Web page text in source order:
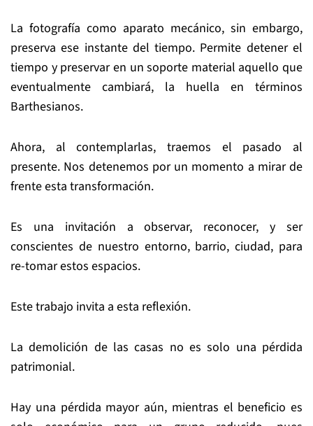
La fotografía como aparato mecánico, sin embargo,
preserva ese instante del tiempo. Permite detener el
tiempo y preservar en un soporte material aquello que
eventualmente cambiará, la huella en términos
Barthesianos.
Ahora, al contemplarlas, traemos el pasado al
presente. Nos detenemos por un momento a mirar de
frente esta transformación.
Es una invitación a observar, reconocer, y ser
conscientes de nuestro entorno, barrio, ciudad, para
re-tomar estos espacios.
Este trabajo invita a esta reflexión.
La demolición de las casas no es solo una pérdida
patrimonial.
Hay una pérdida mayor aún, mientras el beneficio es